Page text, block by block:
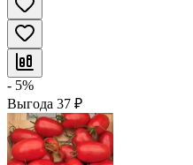
- 5%
Выгода 37 ₽